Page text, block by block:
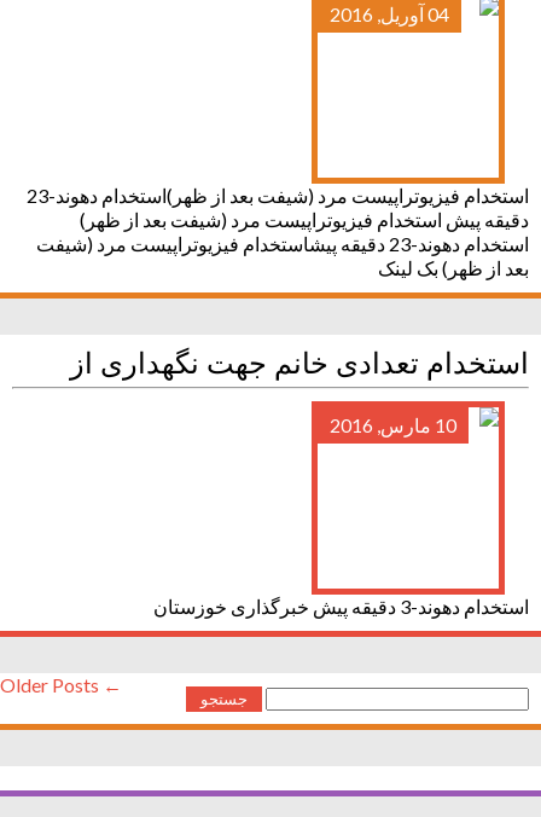
04 آوریل, 2016
استخدام فیزیوتراپیست مرد (شیفت بعد از ظهر)استخدام دهوند-23
دقیقه پیش استخدام فیزیوتراپیست مرد (شیفت بعد از ظهر)
استخدام دهوند-23 دقیقه پیشاستخدام فیزیوتراپیست مرد (شیفت
بعد از ظهر) بک لینک
استخدام تعدادی خانم جهت نگهداری از
10 مارس, 2016
استخدام دهوند-3 دقیقه پیش خبرگذاری خوزستان
← Older Posts
جستجو
برای: